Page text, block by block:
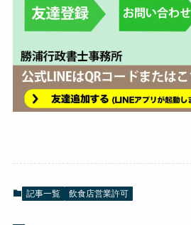
記事一覧 飲食店営業許可